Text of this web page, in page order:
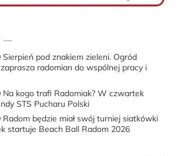
Sierpień pod znakiem zieleni. Ogród
zaprasza radomian do wspólnej pracy i
Na kogo trafi Radomiak? W czwartek
STS Pucharu Polski
Radom będzie miał swój turniej siatkówki
startuje Beach Ball Radom 2026